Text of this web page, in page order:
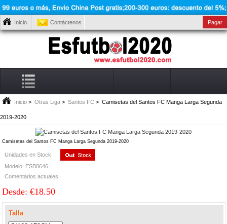
Inicio Contáctenos Pagar
Inicio > Otras Liga > Santos FC > Camisetas del Santos FC Manga Larga Segunda
2019-2020
Camisetas del Santos FC Manga Larga Segunda 2019-2020
Unidades en Stock
Modelo: ESB0646
Comentarios actuales:
Desde: €18.50
Talla